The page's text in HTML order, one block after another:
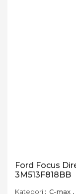
Ford Focus
3M513F818BB
Kategori C-max ,